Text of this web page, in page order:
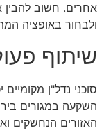
אחרים. חשוב להבין
ולבחור באופציה
שיתוף
סוכני נדל"ן
השקעה במגורים
האזורים הנחשקים